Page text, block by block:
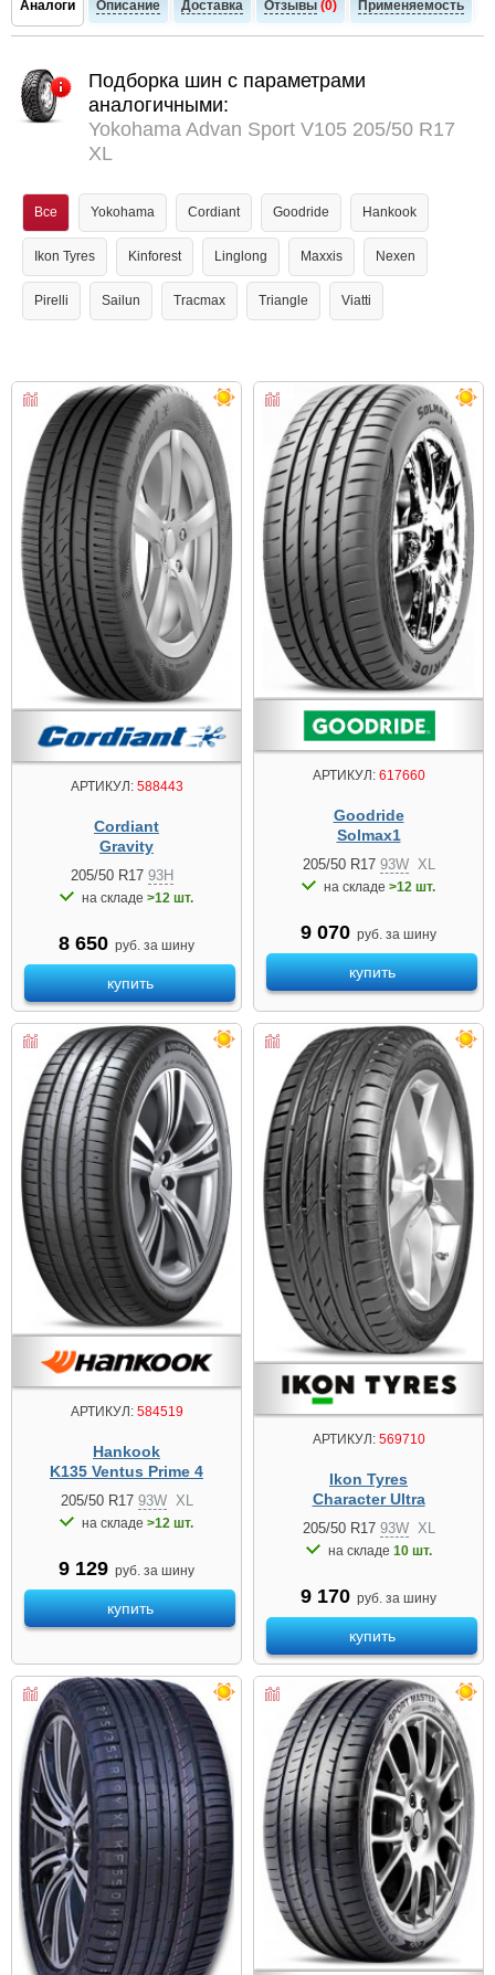
Аналоги Описание Доставка Отзывы (0) Применяемость
Подборка шин с параметрами
аналогичными:
Yokohama Advan Sport V105 205/50 R17
XL
Все Yokohama Cordiant Goodride Hankook
Ikon Tyres Kinforest Linglong Maxxis Nexen
Pirelli Sailun Tracmax Triangle Viatti
АРТИКУЛ:588443
Cordiant
Gravity
205/50 R17 93H
на складе >12 шт.
8 650 руб. за шину
купить
АРТИКУЛ:617660
Goodride
Solmax1
205/50 R17 93W XL
на складе >12 шт.
9 070 руб. за шину
купить
АРТИКУЛ:584519
Hankook
K135 Ventus Prime 4
205/50 R17 93W XL
на складе >12 шт.
9 129 руб. за шину
купить
АРТИКУЛ:569710
Ikon Tyres
Character Ultra
205/50 R17 93W XL
на складе 10 шт.
9 170 руб. за шину
купить